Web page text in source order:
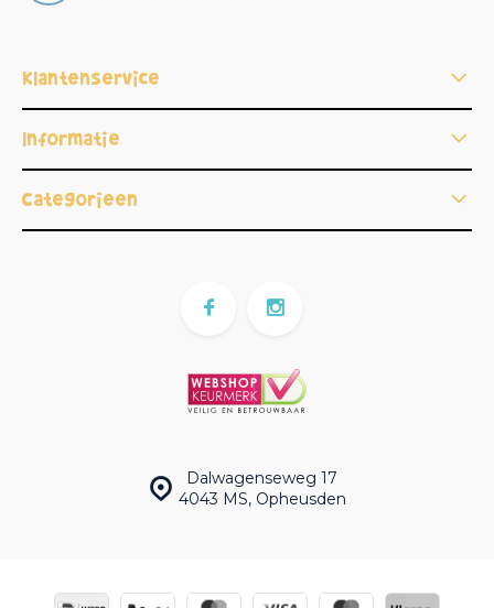
Klantenservice
Informatie
Categorieën
Dalwagenseweg 17
4043 MS, Opheusden